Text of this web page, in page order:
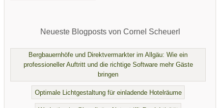
Neueste Blogposts von Cornel Scheuerl
Bergbauernhöfe und Direktvermarkter im Allgäu: Wie ein
professioneller Auftritt und die richtige Software mehr Gäste
bringen
Optimale Lichtgestaltung für einladende Hotelräume